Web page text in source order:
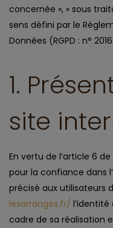
concernée », « sous
sens défini par le
Données (RGPD : n°
1.
site
En vertu de l’article 6
pour la confiance dans
précisé aux utilisateurs
lesarranges.fr/
cadre de sa réalisation